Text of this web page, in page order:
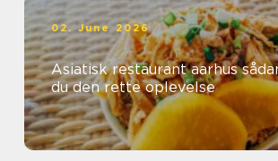
02. June 2026
Asiatisk restaurant aarhus sådan finder
du den rette oplevelse